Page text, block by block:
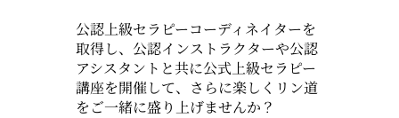
公認上級セラピーコーディネイターを
取得し、公認インストラクターや公認
アシスタントと共に公式上級セラピー
講座を開催して、さらに楽しくリン道
をご一緒に盛り上げませんか？